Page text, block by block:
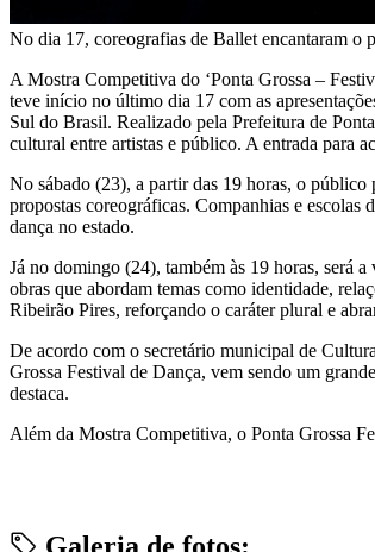
No dia 17, coreografias de Ballet encantaram o
A Mostra Competitiva do ‘Ponta Grossa –
teve início no último dia 17 com as
Sul do Brasil. Realizado pela Prefeitura de
cultural entre artistas e público. A entrada para
No sábado (23), a partir das 19 horas, o público
propostas coreográficas. Companhias e
dança no estado.
Já no domingo (24), também às 19 horas, será
obras que abordam temas como identidade,
Ribeirão Pires, reforçando o caráter plural e
De acordo com o secretário municipal de
Grossa Festival de Dança, vem sendo um
destaca.
Além da Mostra Competitiva, o Ponta Grossa